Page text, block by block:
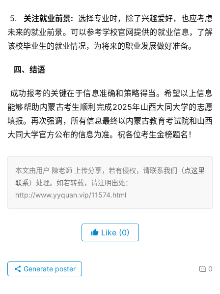
5.
  关注就业前景:
选择专业时，除了兴趣爱好，也应考虑
未来的就业前景。可以参考学校官网提供的就业信息，了解
该校毕业生的就业情况，为将来的职业发展做好准备。
  四、结语
能够帮助内蒙古考生顺利完成2025年山西大同大学的志愿
填报。再次强调，所有信息最终以内蒙古教育考试院和山西
大同大学官方公布的信息为准。祝各位考生金榜题名！
本文由用户 陳老師 上传分享，若有侵权，请联系我们（点这里
联系）处理。如若转载，请注明出处：
http://www.yyquan.vip/11574.html
Like (0)
0
Generate poster